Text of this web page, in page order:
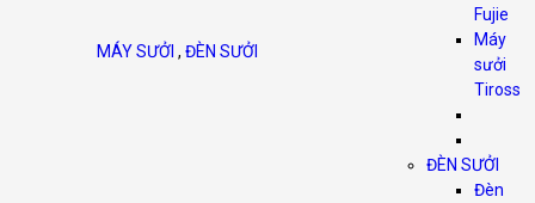
MÁY SƯỞI,ĐÈN SƯỞI
Fujie
Máy
sưởi
Tiross
ĐÈN SƯỞI
Đèn